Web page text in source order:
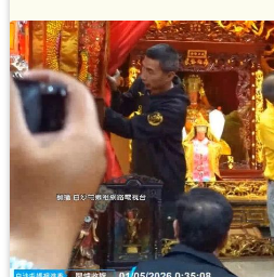
請各界提高警覺，切勿
息，以免受騙上當」。